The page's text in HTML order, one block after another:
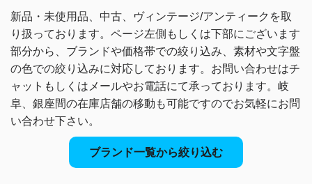
新品・未使用品、中古、ヴィンテージ/アンティークを取
り扱っております。 ページ左側もしくは下部にございます
部分から、ブランドや価格帯での絞り込み、素材や文字盤
の色での絞り込みに対応しております。 お問い合わせはチ
ャットもしくはメールやお電話にて承っております。 岐
阜、銀座間の在庫店舗の移動も可能ですのでお気軽にお問
い合わせ下さい。
ブランド一覧から絞り込む